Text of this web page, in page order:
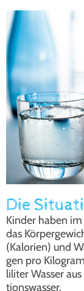
Die
Kin­der haben
das
(Kalo­rien) und
gen pro
li­li­ter Was­ser
ti­ons­was­ser.